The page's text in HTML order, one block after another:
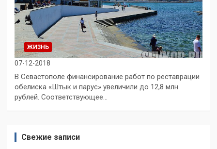
ЖИЗНЬ
07-12-2018
В Севастополе финансирование работ по реставрации
обелиска «Штык и парус» увеличили до 12,8 млн
рублей. Соответствующее…
Свежие записи